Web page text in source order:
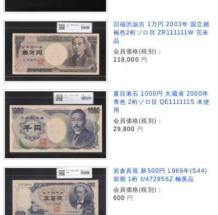
旧福沢諭吉 1万円 2003年 国立銘
褐色2桁ゾロ目 ZR111111W 完未
品
会員価格(税別)：
118,000 円
夏目漱石 1000円 大蔵省 2000年
青色 2桁ゾロ目 QE111111S 未使
用
会員価格(税別)：
29,800
円
岩倉具視 新500円 1969年(S44)
前期 1桁 U472956Z 極美品
会員価格(税別)：
600 円